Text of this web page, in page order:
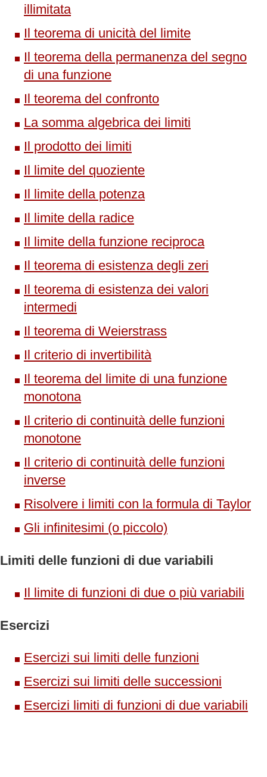
illimitata
Il teorema di unicità del limite
Il teorema della permanenza del segno
di una funzione
Il teorema del confronto
La somma algebrica dei limiti
Il prodotto dei limiti
Il limite del quoziente
Il limite della potenza
Il limite della radice
Il limite della funzione reciproca
Il teorema di esistenza degli zeri
Il teorema di esistenza dei valori
intermedi
Il teorema di Weierstrass
Il criterio di invertibilità
Il teorema del limite di una funzione
monotona
Il criterio di continuità delle funzioni
monotone
Il criterio di continuità delle funzioni
inverse
Risolvere i limiti con la formula di Taylor
Gli infinitesimi (o piccolo)
Limiti delle funzioni di due variabili
Il limite di funzioni di due o più variabili
Esercizi
Esercizi sui limiti delle funzioni
Esercizi sui limiti delle successioni
Esercizi limiti di funzioni di due variabili